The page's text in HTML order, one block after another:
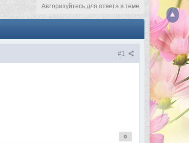
Авторизуйтесь для ответа в теме
#1
0